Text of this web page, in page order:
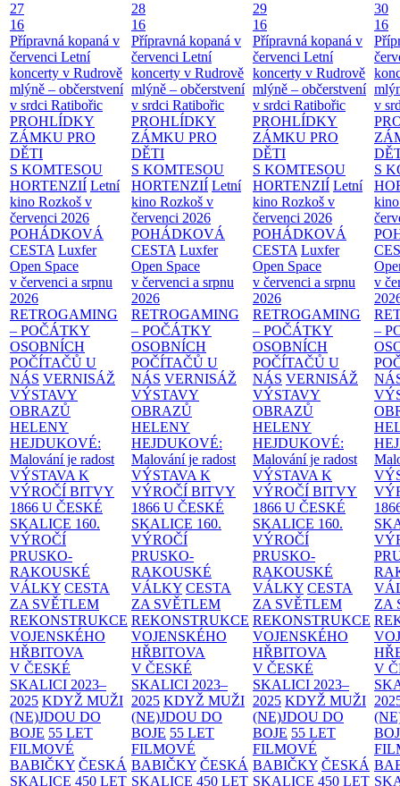
27
16
Přípravná kopaná v
červenci Letní
koncerty v Rudrově
mlýně – občerstvení
v srdci Ratibořic
PROHLÍDKY
ZÁMKU PRO
DĚTI
S KOMTESOU
HORTENZIÍ Letní
kino Rozkoš v
červenci 2026
POHÁDKOVÁ
CESTA Luxfer
Open Space
v červenci a srpnu
2026
RETROGAMING
– POČÁTKY
OSOBNÍCH
POČÍTAČŮ U
NÁS VERNISÁŽ
VÝSTAVY
OBRAZŮ
HELENY
HEJDUKOVÉ:
Malování je radost
VÝSTAVA K
VÝROČÍ BITVY
1866 U ČESKÉ
SKALICE 160.
VÝROČÍ
PRUSKO-
RAKOUSKÉ
VÁLKY CESTA
ZA SVĚTLEM
REKONSTRUKCE
VOJENSKÉHO
HŘBITOVA
V ČESKÉ
SKALICI 2023–
2025 KDYŽ MUŽI
(NE)JDOU DO
BOJE 55 LET
FILMOVÉ
BABIČKY ČESKÁ
SKALICE 450 LET
28
16
Přípravná kopaná v
červenci Letní
koncerty v Rudrově
mlýně – občerstvení
v srdci Ratibořic
PROHLÍDKY
ZÁMKU PRO
DĚTI
S KOMTESOU
HORTENZIÍ Letní
kino Rozkoš v
červenci 2026
POHÁDKOVÁ
CESTA Luxfer
Open Space
v červenci a srpnu
2026
RETROGAMING
– POČÁTKY
OSOBNÍCH
POČÍTAČŮ U
NÁS VERNISÁŽ
VÝSTAVY
OBRAZŮ
HELENY
HEJDUKOVÉ:
Malování je radost
VÝSTAVA K
VÝROČÍ BITVY
1866 U ČESKÉ
SKALICE 160.
VÝROČÍ
PRUSKO-
RAKOUSKÉ
VÁLKY CESTA
ZA SVĚTLEM
REKONSTRUKCE
VOJENSKÉHO
HŘBITOVA
V ČESKÉ
SKALICI 2023–
2025 KDYŽ MUŽI
(NE)JDOU DO
BOJE 55 LET
FILMOVÉ
BABIČKY ČESKÁ
SKALICE 450 LET
29
16
Přípravná kopaná v
červenci Letní
koncerty v Rudrově
mlýně – občerstvení
v srdci Ratibořic
PROHLÍDKY
ZÁMKU PRO
DĚTI
S KOMTESOU
HORTENZIÍ Letní
kino Rozkoš v
červenci 2026
POHÁDKOVÁ
CESTA Luxfer
Open Space
v červenci a srpnu
2026
RETROGAMING
– POČÁTKY
OSOBNÍCH
POČÍTAČŮ U
NÁS VERNISÁŽ
VÝSTAVY
OBRAZŮ
HELENY
HEJDUKOVÉ:
Malování je radost
VÝSTAVA K
VÝROČÍ BITVY
1866 U ČESKÉ
SKALICE 160.
VÝROČÍ
PRUSKO-
RAKOUSKÉ
VÁLKY CESTA
ZA SVĚTLEM
REKONSTRUKCE
VOJENSKÉHO
HŘBITOVA
V ČESKÉ
SKALICI 2023–
2025 KDYŽ MUŽI
(NE)JDOU DO
BOJE 55 LET
FILMOVÉ
BABIČKY ČESKÁ
SKALICE 450 LET
30
16
v
S
v
–
ZA
V